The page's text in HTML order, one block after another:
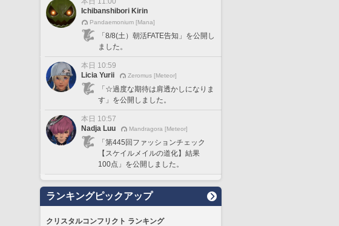
Ichibanshibori Kirin
Pandaemonium [Mana]
「8/8(土）朝活FATE告知」を公開し
ました。
本日 10:59
Licia Yurii
Zeromus [Meteor]
「☆過度な期待は肩透かしになりま
す」を公開しました。
本日 10:57
Nadja Luu
Mandragora [Meteor]
「第445回ファッションチェック
【スケイルメイルの道化】結果
100点」を公開しました。
ランキングピックアップ
クリスタルコンフリクト ランキング